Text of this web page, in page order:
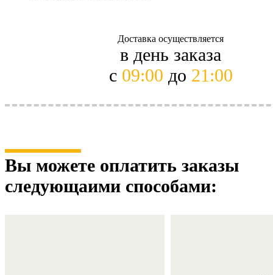
Доставка осуществляется
в день заказа
с 09:00 до 21:00
Вы можете оплатить заказы
следующaими способами: